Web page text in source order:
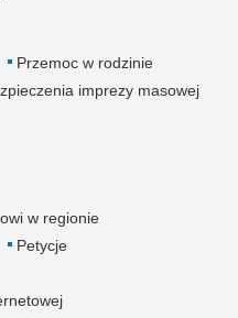
Przemoc w rodzinie
imprezy masowej
w regionie
Petycje